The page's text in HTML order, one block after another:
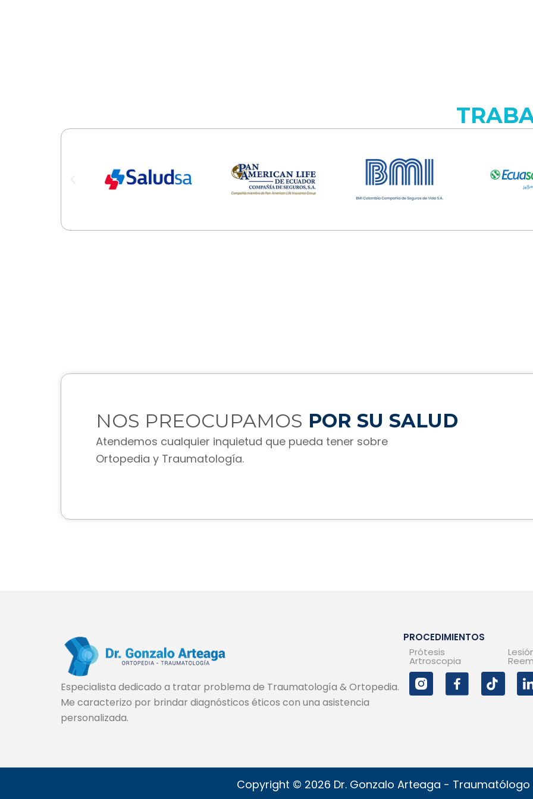
NOS PREOCUPAMOS POR SU SALUD
Atendemos cualquier inquietud que pueda tener sobre
Ortopedia y Traumatología.
Especialista dedicado a tratar problema de Traumatología & Ortopedia.
Me caracterizo por brindar diagnósticos éticos con una asistencia
personalizada.
PROCEDIMIENTOS
Prótesis
Artroscopia
Copyright © 2026 Dr. Gonzalo Arteaga - Traumatólogo